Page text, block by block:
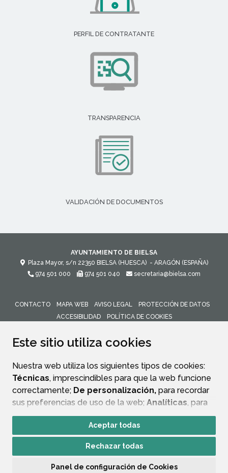
Este sitio utiliza cookies
Nuestra web utiliza los siguientes tipos de cookies:
Técnicas, imprescindibles para que la web funcione
correctamente; De personalización, para recordar
sus preferencias de uso de la web; Analíticas, para
mejorar el funcionamiento de la web y sus servicios.
Si acepta pulsando el botón“Aceptar todas”
consideramos que acepta su uso. Si pulsa el botón
Aceptar todas
Rechazar todas
Panel de configuración de Cookies
PERFIL DE CONTRATANTE
TRANSPARENCIA
VALIDACIÓN DE DOCUMENTOS
AYUNTAMIENTO DE BIELSA
Plaza Mayor, s/n 22350 BIELSA (HUESCA) - ARAGÓN (ESPAÑA)
974 501 000
974 501 040 secretaria@bielsa.com
CONTACTO MAPA WEB AVISO LEGAL
PROTECCIÓN DE DATOS
ACCESIBILIDAD
POLÍTICA DE COOKIES